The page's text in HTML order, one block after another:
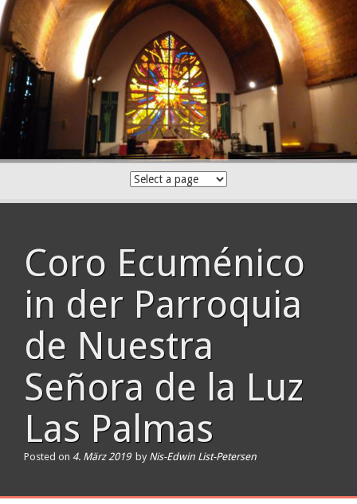
Skip
to
content
Coro Ecuménico
in der Parroquia
de Nuestra
Señora de la Luz
Las Palmas
Posted on 4. März 2019 by Nis-Edwin List-Petersen